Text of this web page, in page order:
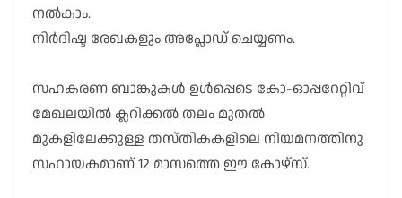
നൽകാം.
നിർദിഷ്ട രേഖകളും അപ്ലോഡ് ചെയ്യണം.
സഹകരണ ബാങ്കുകൾ ഉൾപ്പെടെ കോ-ഓപ്പറേറ്റിവ്
മേഖലയിൽ ക്ലറിക്കൽ തലം മുതൽ
മുകളിലേക്കുള്ള തസ്തികകളിലെ നിയമനത്തിനു
സഹായകമാണ് 12 മാസത്തെ ഈ കോഴ്സ്.